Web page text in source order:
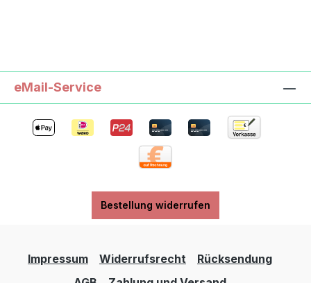
eMail-Service
Bestellung widerrufen
Impressum Widerrufsrecht
Rücksendung